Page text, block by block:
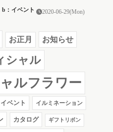
2020-06-29(Mon)
b：イベント
お正月 お知らせ
シャル
ルフラワー
イベント イルミネーション
カタログ ギフトリボン